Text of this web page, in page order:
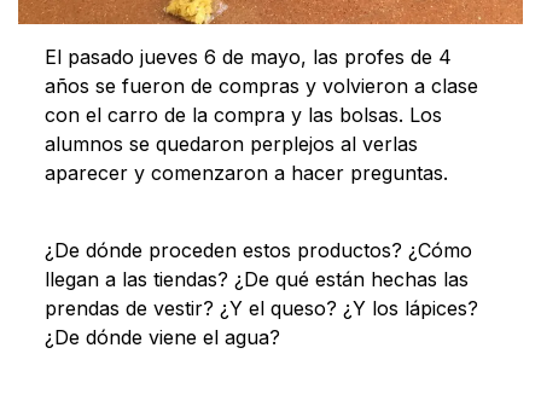
El pasado jueves 6 de mayo, las profes de 4
años se fueron de compras y volvieron a clase
con el carro de la compra y las bolsas. Los
alumnos se quedaron perplejos al verlas
aparecer y comenzaron a hacer preguntas.
¿De dónde proceden estos productos? ¿Cómo
llegan a las tiendas? ¿De qué están hechas las
prendas de vestir? ¿Y el queso? ¿Y los lápices?
¿De dónde viene el agua?